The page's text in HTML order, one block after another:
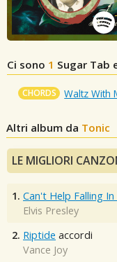
Ci sono 1 Sugar Tab
CHORDS Waltz With
Altri album da Tonic
LE MIGLIORI
1. Can't Help Falling
Elvis Presley
2. Riptide accordi
Vance Joy